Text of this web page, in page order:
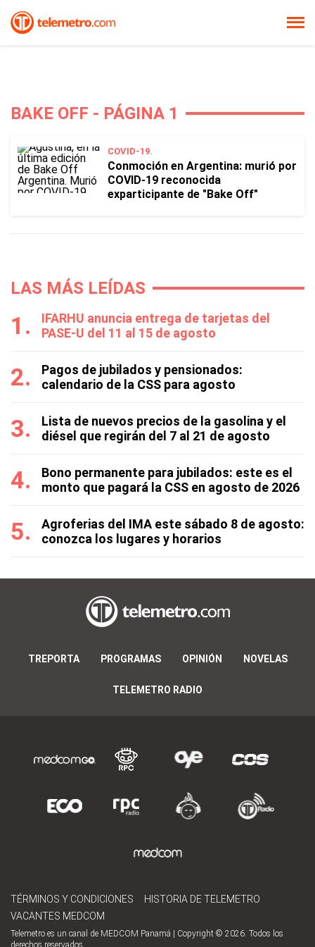
BAKE OFF - PÁGINA 1
COVID-19.
Conmoción en Argentina: murió por
COVID-19 reconocida
exparticipante de "Bake Off"
LAS MÁS LEÍDAS
IFARHU anuncia entrega de tarjetas del
PASE-U del 11 al 15 de agosto
Pagos de jubilados y pensionados:
calendario de la CSS para agosto
Lista de nuevos precios de la gasolina y el
diésel que regirán del 7 al 21 de agosto
Bono permanente para jubilados: este es el
monto que pagará la CSS en agosto de 2026
Agroferias del IMA este sábado 8 de agosto:
conozca los lugares y horarios
TREPORTA PROGRAMAS OPINIÓN NOVELAS
TELEMETRO RADIO
TÉRMINOS Y CONDICIONES
HISTORIA DE TELEMETRO
VACANTES MEDCOM
Telemetro es un canal de MEDCOM Panamá | Copyright © 2026. Todos los
derechos reservados.